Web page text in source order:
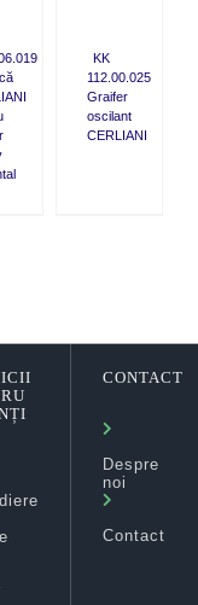
KK
112.00.025
Graifer
oscilant
CERLIANI
CONTACT
Despre
noi
Contact